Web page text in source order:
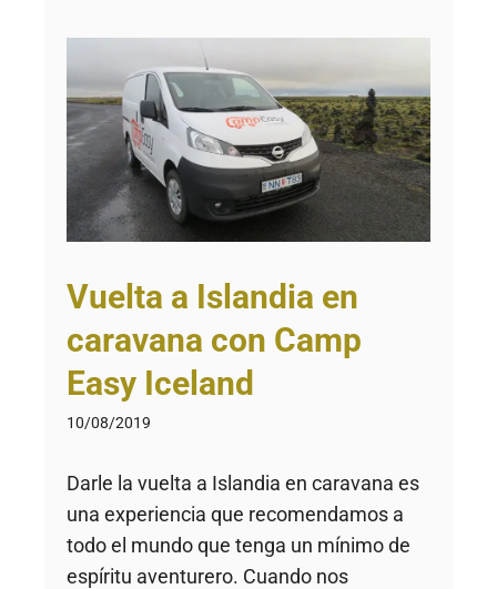
Vuelta a Islandia en
caravana con Camp
Easy Iceland
10/08/2019
Darle la vuelta a Islandia en caravana es
una experiencia que recomendamos a
todo el mundo que tenga un mínimo de
espíritu aventurero. Cuando nos